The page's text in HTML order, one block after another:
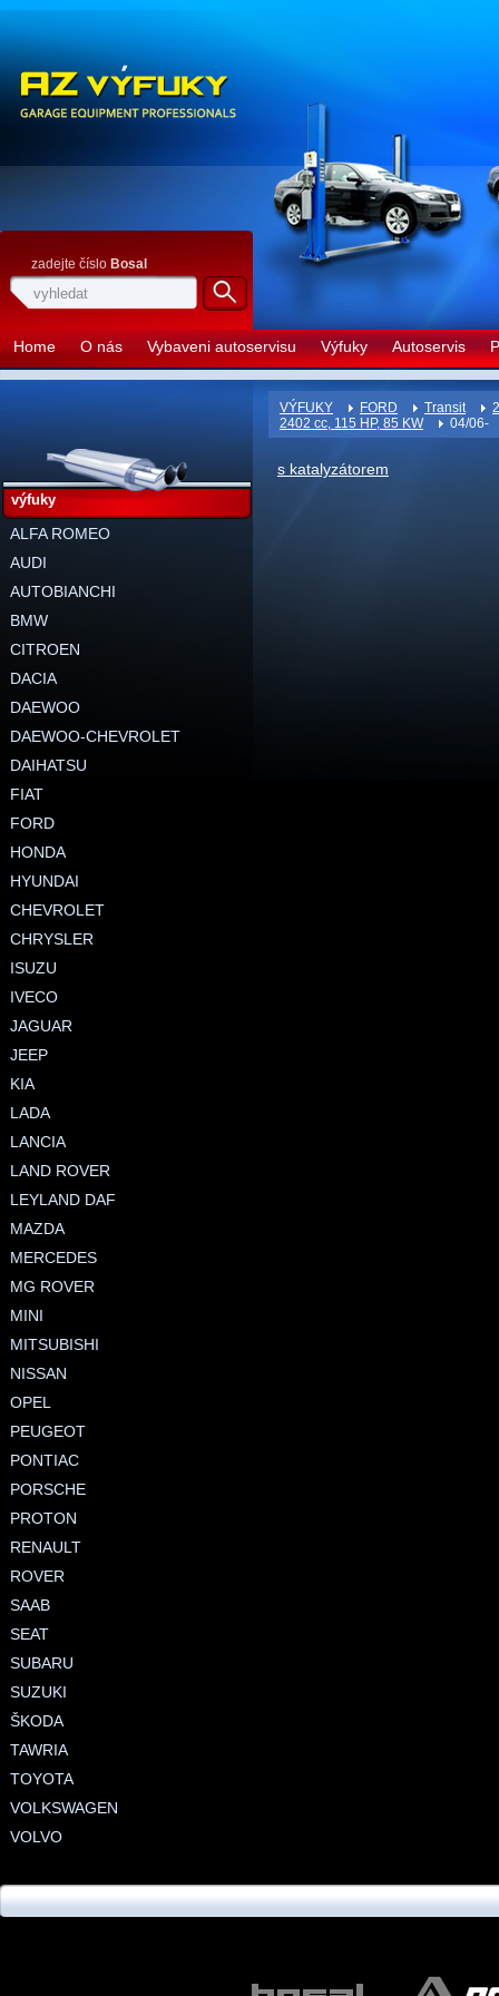
Home O nás Vybaveni autoservisu Výfuky Autoservis
zadejte číslo Bosal
VÝFUKY FORD Transit
2402 cc, 115 HP, 85 KW
04/06-
s katalyzátorem
výfuky
ALFA ROMEO
AUDI
AUTOBIANCHI
BMW
CITROEN
DACIA
DAEWOO
DAEWOO-CHEVROLET
DAIHATSU
FIAT
FORD
HONDA
HYUNDAI
CHEVROLET
CHRYSLER
ISUZU
IVECO
JAGUAR
JEEP
KIA
LADA
LANCIA
LAND ROVER
LEYLAND DAF
MAZDA
MERCEDES
MG ROVER
MINI
MITSUBISHI
NISSAN
OPEL
PEUGEOT
PONTIAC
PORSCHE
PROTON
RENAULT
ROVER
SAAB
SEAT
SUBARU
SUZUKI
ŠKODA
TAWRIA
TOYOTA
VOLKSWAGEN
VOLVO